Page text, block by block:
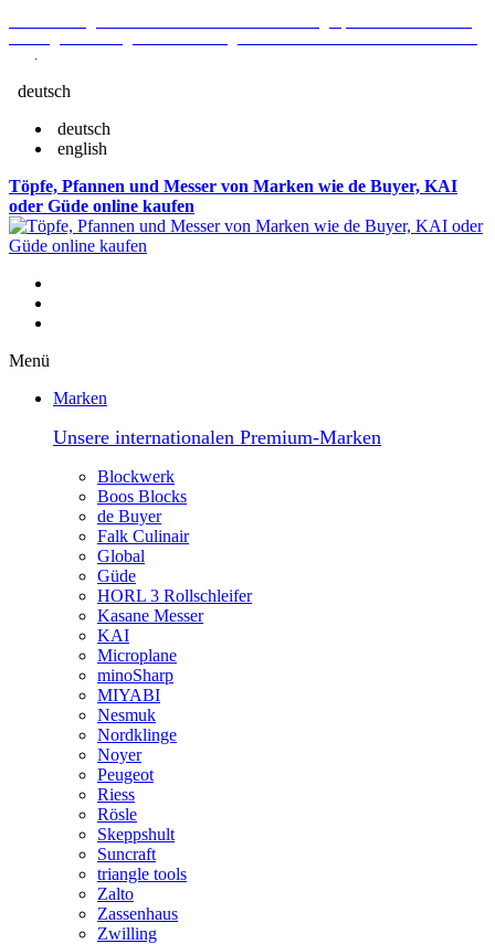
.
deutsch
deutsch
english
Töpfe, Pfannen und Messer von Marken wie de Buyer, KAI
oder Güde online kaufen
Menü
Marken
Unsere internationalen Premium-Marken
Blockwerk
Boos Blocks
de Buyer
Falk Culinair
Global
Güde
HORL 3 Rollschleifer
Kasane Messer
KAI
Microplane
minoSharp
MIYABI
Nesmuk
Nordklinge
Noyer
Peugeot
Riess
Rösle
Skeppshult
Suncraft
triangle tools
Zalto
Zassenhaus
Zwilling